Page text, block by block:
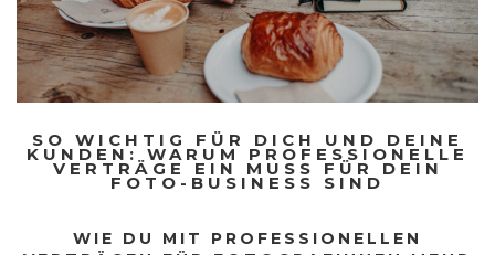
SO WICHTIG FÜR DICH UND DEINE
KUNDEN: WARUM PROFESSIONELLE
VERTRÄGE EIN MUSS FÜR DEIN
FOTO-BUSINESS SIND
WIE DU MIT PROFESSIONELLEN